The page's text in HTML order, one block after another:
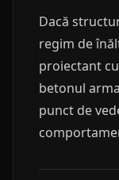
Dacă
regim de
proiectant
betonul
punct de